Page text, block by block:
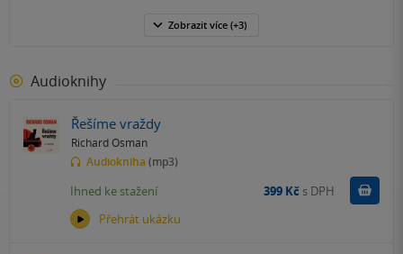
Zobrazit více (+3)
Audioknihy
Řešíme vraždy
Richard Osman
Audiokniha (mp3)
Přehrát ukázku
Ihned ke stažení 399 Kč s DPH Koupit